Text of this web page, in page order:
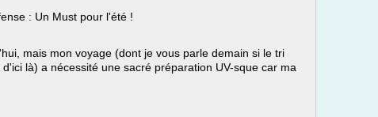
: Un Must pour l'été !
mais mon voyage (dont je vous parle demain si le tri
là) a nécessité une sacré préparation UV-sque car ma